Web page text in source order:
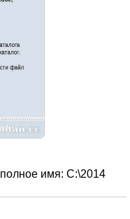
имя: С:\2014